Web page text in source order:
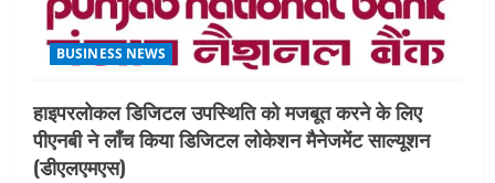
BUSINESS NEWS
हाइपरलोकल डिजिटल उपस्थिति को मजबूत करने के लिए
पीएनबी ने लाँच किया डिजिटल लोकेशन मैनेजमेंट साल्यूशन
(डीएलएमएस)